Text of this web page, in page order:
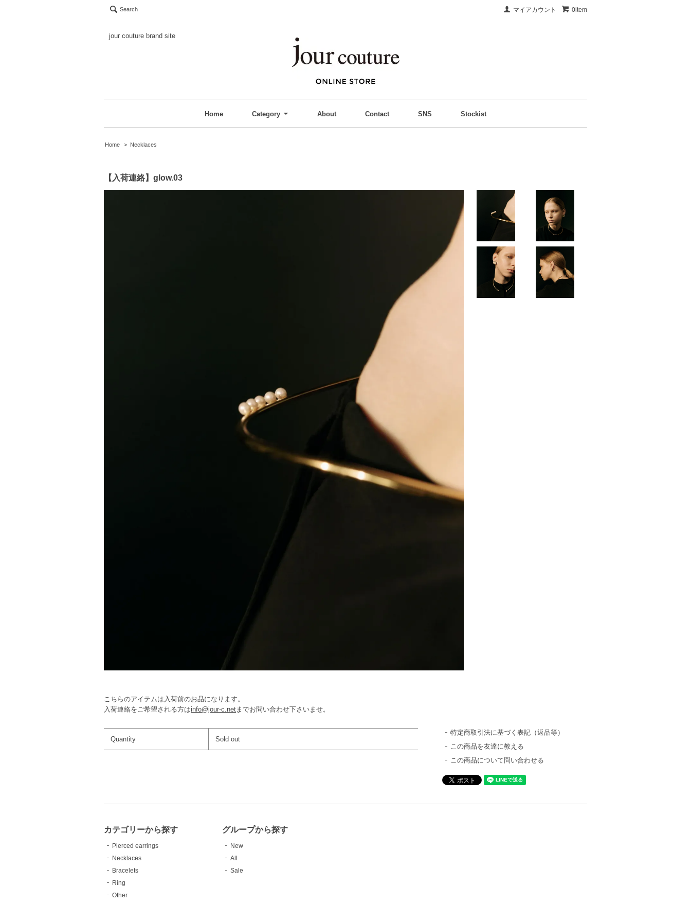
0item
マイアカウント
Search
jour couture brand site
Home Category About Contact SNS Stockist
Home > Necklaces
【入荷連絡】glow.03
こちらのアイテムは入荷前のお品になります。
入荷連絡をご希望される方はinfo@jour-c.net までお問い合わせ下さいませ。
Quantity Sold out
特定商取引法に基づく表記（返品等）
この商品を友達に教える
この商品について問い合わせる
カテゴリーから探す
Pierced earrings
Necklaces
Bracelets
Ring
Other
グループから探す
New
All
Sale